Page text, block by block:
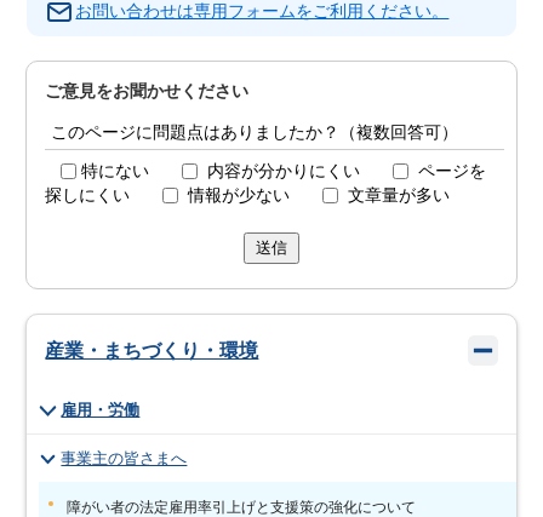
お問い合わせは専用フォームをご利用ください。
ご意見をお聞かせください
このページに問題点はありましたか？（複数回答可）
特にない 内容が分かりにくい
ページを
探しにくい
情報が少ない 文章量が多い
送信
産業・まちづくり・環境
雇用・労働
事業主の皆さまへ
障がい者の法定雇用率引上げと支援策の強化について